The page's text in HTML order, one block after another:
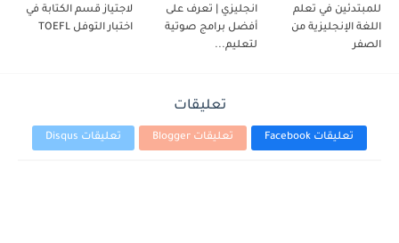
للمبتدئين في تعلم
اللغة الإنجليزية من
الصفر
انجليزي | تعرف على
أفضل برامج صوتية
لتعليم...
لاجتياز قسم الكتابة في
اختبار التوفل TOEFL
تعليقات
تعليقات Facebook تعليقات Blogger تعليقات Disqus